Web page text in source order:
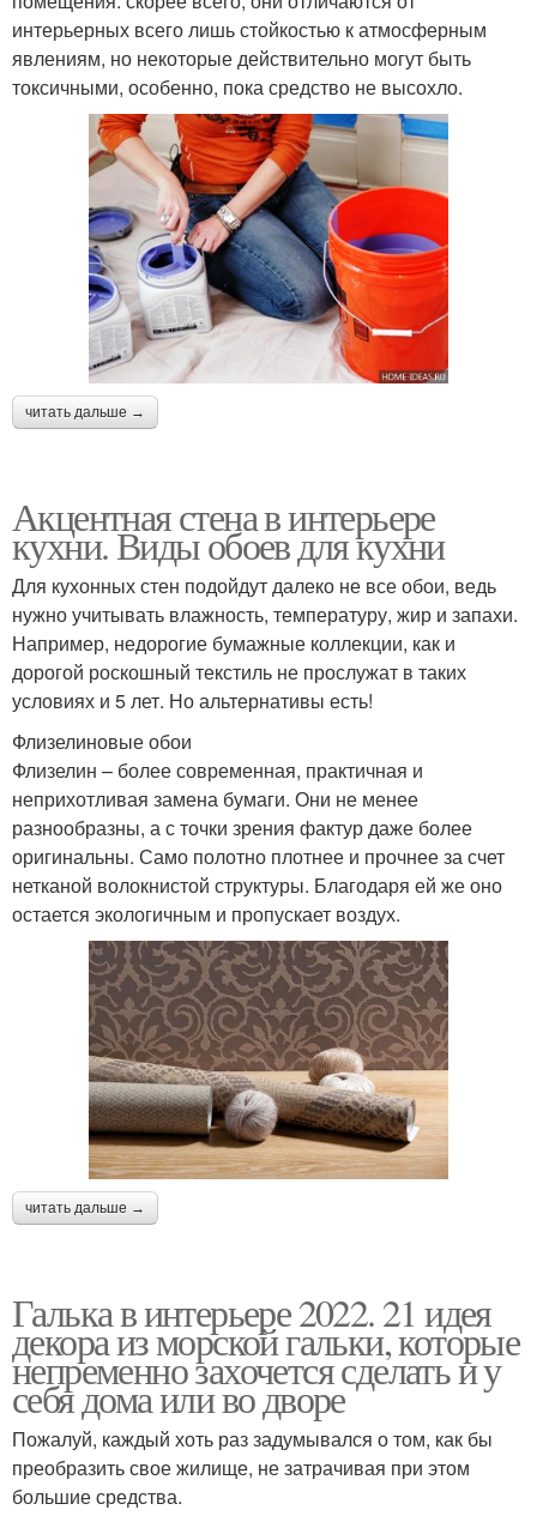
интерьерных всего лишь стойкостью к атмосферным
явлениям, но некоторые действительно могут быть
токсичными, особенно, пока средство не высохло.
читать дальше →
Акцентная стена в интерьере
кухни. Виды обоев для кухни
Для кухонных стен подойдут далеко не все обои, ведь
нужно учитывать влажность, температуру, жир и запахи.
Например, недорогие бумажные коллекции, как и
дорогой роскошный текстиль не прослужат в таких
условиях и 5 лет. Но альтернативы есть!
Флизелиновые обои
Флизелин – более современная, практичная и
неприхотливая замена бумаги. Они не менее
разнообразны, а с точки зрения фактур даже более
оригинальны. Само полотно плотнее и прочнее за счет
нетканой волокнистой структуры. Благодаря ей же оно
остается экологичным и пропускает воздух.
читать дальше →
Галька в интерьере 2022. 21 идея
декора из морской гальки, которые
непременно захочется сделать и у
себя дома или во дворе
Пожалуй, каждый хоть раз задумывался о том, как бы
преобразить свое жилище, не затрачивая при этом
большие средства.